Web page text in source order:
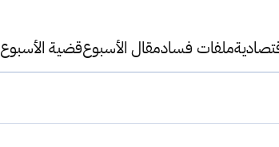
ملفات فسادمقال الأسبوعقضية الأسبوع